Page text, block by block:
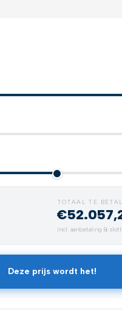
TOTAAL TE
incl. aanbetaling &
Deze prijs wordt het!